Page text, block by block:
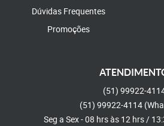
Dúvidas Frequentes
Promoções
(51) 99922-
(51) 99922-4114
Seg a Sex - 08 hrs às 12 hrs /